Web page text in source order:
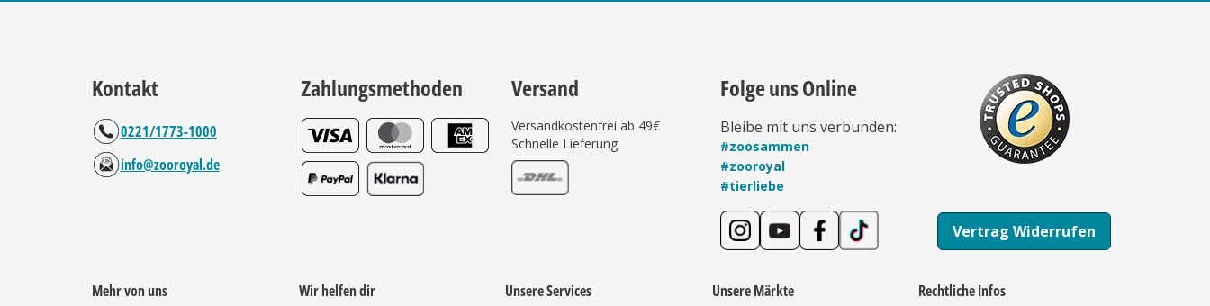
Kontakt
0221/1773-1000
info@zooroyal.de
Zahlungsmethoden Versand
Versandkostenfrei ab 49€
Schnelle Lieferung
Folge uns Online
Bleibe mit uns verbunden:
#zoosammen
#zooroyal
#tierliebe
Vertrag Widerrufen
Mehr von uns Wir helfen dir Unsere Services Unsere Märkte Rechtliche Infos